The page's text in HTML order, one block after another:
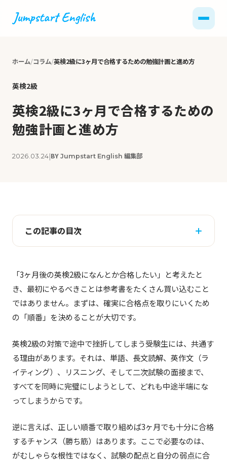
ホーム コラム 英検2級に3ヶ月で合格するための勉強計画と進め方
英検2級
英検2級に3ヶ月で合格するための
勉強計画と進め方
2026.03.24|BY Jumpstart English 編集部
この記事の目次
「3ヶ月後の英検2級になんとか合格したい」と考えたと
き、最初にやるべきことは参考書をたくさん買い込むこと
ではありません。まずは、確実に合格点を取りにいくため
の「順番」を決めることが大切です。
英検2級の対策で途中で挫折してしまう受験生には、共通す
る理由があります。それは、単語、長文読解、英作文（ラ
イティング）、リスニング、そして二次試験の面接まで、
すべてを同時に完璧にしようとして、どれも中途半端にな
ってしまうからです。
逆に言えば、正しい順番で取り組めば3ヶ月でも十分に合格
するチャンス（勝ち筋）はあります。ここで必要なのは、
がむしゃらな根性ではなく、試験の配点と自分の弱点に合